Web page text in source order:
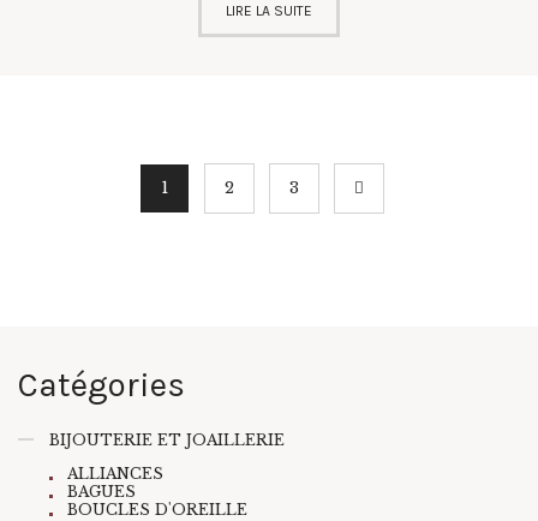
LIRE LA SUITE
1 2 3
→
Catégories
BIJOUTERIE ET JOAILLERIE
ALLIANCES
BAGUES
BOUCLES D'OREILLE